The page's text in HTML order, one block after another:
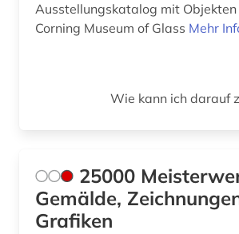
charles (1809-1882) (1)
christentum (2)
Ausstellungskatalog mit Objekten
Corning Museum of Glass Mehr
Wie kann ich darauf
25000
Gemälde,
Grafiken